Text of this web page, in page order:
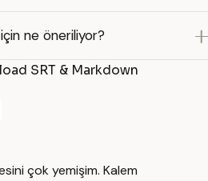
ne öneriliyor?
SRT & Markdown
çok yemişim. Kalem